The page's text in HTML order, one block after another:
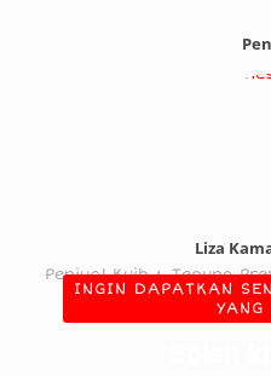
Liza
Penjual Kuih & Tepung
INGIN DAPATKAN